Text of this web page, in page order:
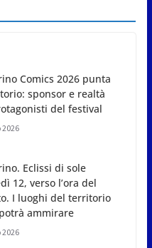
Comics 2026 punta
sponsor e realtà
del festival
2026
Eclissi di sole
12, verso l’ora del
I luoghi del territorio
ammirare
2026